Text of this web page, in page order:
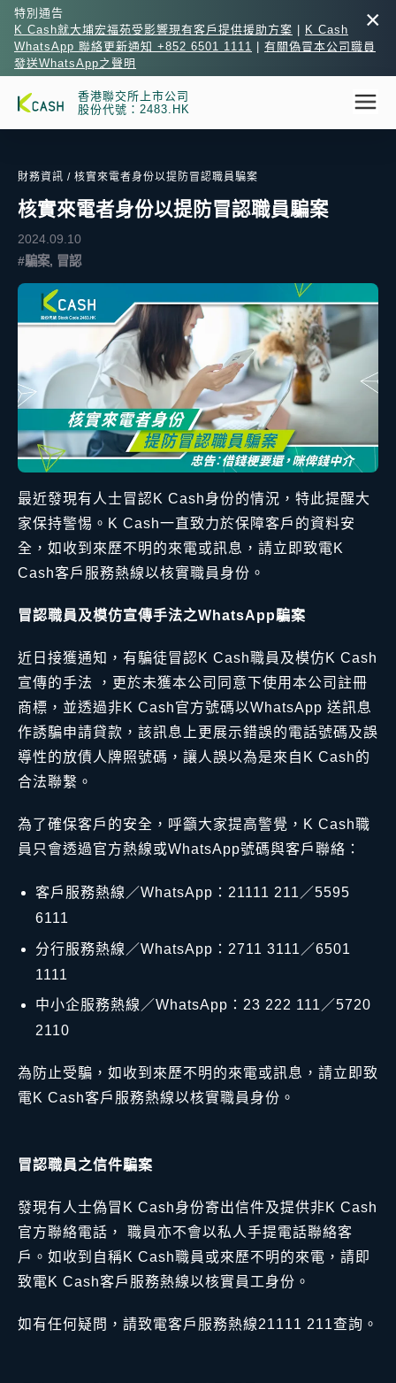
×
特別通告
K Cash就大埔宏福苑受影響現有客戶提供援助方案
K Cash
WhatsApp 聯絡更新通知 +852 6501 1111
有關偽冒本公司職員
發送WhatsApp之聲明
香港聯交所上市公司
股份代號：2483.HK
財務資訊 / 核實來電者身份以提防冒認職員騙案
核實來電者身份以提防冒認職員騙案
2024.09.10
#騙案, 冒認
最近發現有人士冒認K Cash身份的情況，特此提醒大
家保持警惕。K Cash一直致力於保障客戶的資料安
全，如收到來歷不明的來電或訊息，請立即致電K
Cash客戶服務熱線以核實職員身份。
冒認職員及模仿宣傳手法之WhatsApp騙案
近日接獲通知，有騙徒冒認K Cash職員及模仿K Cash
宣傳的手法 ，更於未獲本公司同意下使用本公司註冊
商標，並透過非K Cash官方號碼以WhatsApp 送訊息
作誘騙申請貸款，該訊息上更展示錯誤的電話號碼及誤
導性的放債人牌照號碼，讓人誤以為是來自K Cash的
合法聯繫。
為了確保客戶的安全，呼籲大家提高警覺，K Cash職
員只會透過官方熱線或WhatsApp號碼與客戶聯絡：
客戶服務熱線／WhatsApp：21111 211／5595
6111
分行服務熱線／WhatsApp：2711 3111／6501
1111
中小企服務熱線／WhatsApp：23 222 111／5720
2110
為防止受騙，如收到來歷不明的來電或訊息，請立即致
電K Cash客戶服務熱線以核實職員身份。
冒認職員之信件騙案
發現有人士偽冒K Cash身份寄出信件及提供非K Cash
官方聯絡電話， 職員亦不會以私人手提電話聯絡客
戶。如收到自稱K Cash職員或來歷不明的來電，請即
致電K Cash客戶服務熱線以核實員工身份。
如有任何疑問，請致電客戶服務熱線21111 211查詢。